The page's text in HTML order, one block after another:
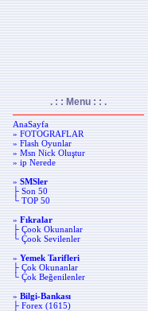
. : : Menu : : .
AnaSayfa
» FOTOGRAFLAR
» Flash Oyunlar
» Msn Nick Oluştur
» ip Nerede
»SMSler
├ Son 50
└ TOP 50
»Fıkralar
├ Çook Okunanlar
└ Çook Sevilenler
»Yemek Tarifleri
├ Çok Okunanlar
└ Çok Beğenilenler
»Bilgi-Bankası
├ Forex (1615)